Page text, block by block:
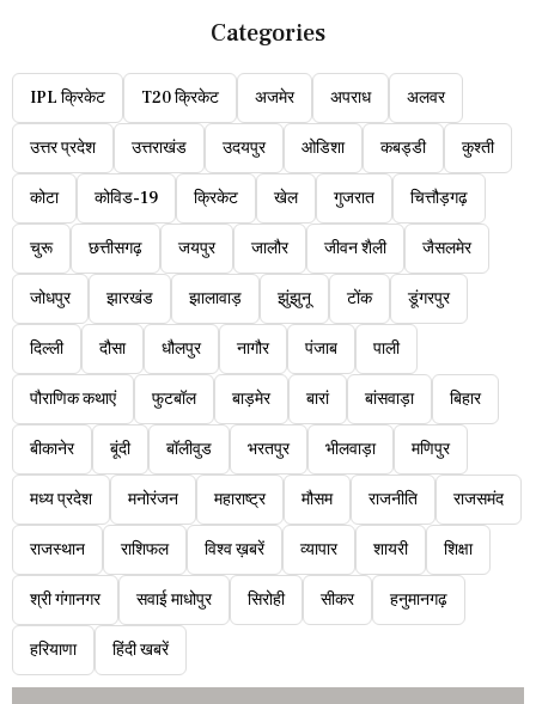
Categories
IPL क्रिकेट T20 क्रिकेट अजमेर अपराध अलवर
उत्तर प्रदेश उत्तराखंड उदयपुर ओडिशा कबड्डी कुश्ती
कोटा कोविड-19 क्रिकेट खेल गुजरात चित्तौड़गढ़
चुरू छत्तीसगढ़ जयपुर जालौर जीवन शैली जैसलमेर
जोधपुर झारखंड झालावाड़ झुंझुनू टोंक डूंगरपुर
दिल्ली दौसा धौलपुर नागौर पंजाब पाली
पौराणिक कथाएं फुटबॉल बाड़मेर बारां बांसवाड़ा बिहार
बीकानेर बूंदी बॉलीवुड भरतपुर भीलवाड़ा मणिपुर
मध्य प्रदेश मनोरंजन महाराष्ट्र मौसम राजनीति राजसमंद
राजस्थान राशिफल विश्व ख़बरें व्यापार शायरी शिक्षा
श्री गंगानगर सवाई माधोपुर सिरोही सीकर हनुमानगढ़
हरियाणा हिंदी खबरें